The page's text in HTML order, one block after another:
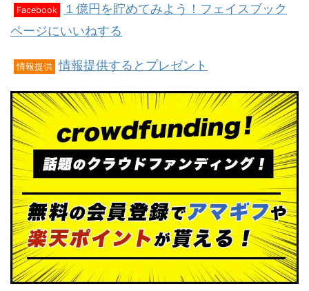
Facebook
１億円を貯めてみよう！フェイスブック
ページにいいねする
情報提供 情報提供するとプレゼント